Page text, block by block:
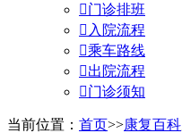
门诊排班
 入院流程
乘车路线
出院流程
门诊须知
当前位置： 首页>>康复百科